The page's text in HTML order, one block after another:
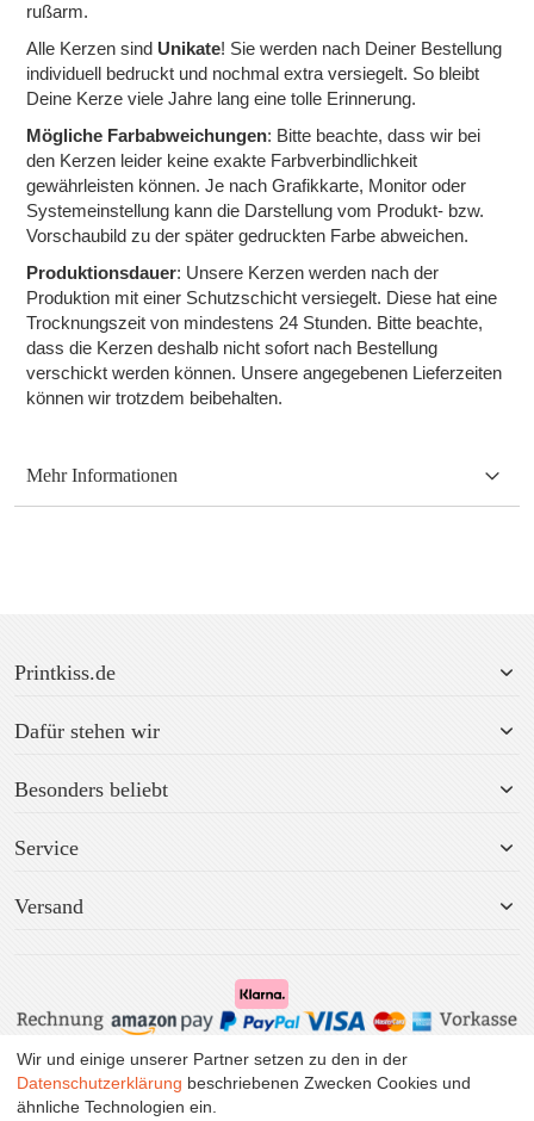
rußarm.
Alle Kerzen sind Unikate! Sie werden nach Deiner Bestellung
individuell bedruckt und nochmal extra versiegelt. So bleibt
Deine Kerze viele Jahre lang eine tolle Erinnerung.
Mögliche Farbabweichungen: Bitte beachte, dass wir bei
den Kerzen leider keine exakte Farbverbindlichkeit
gewährleisten können. Je nach Grafikkarte, Monitor oder
Systemeinstellung kann die Darstellung vom Produkt- bzw.
Vorschaubild zu der später gedruckten Farbe abweichen.
Produktionsdauer: Unsere Kerzen werden nach der
Produktion mit einer Schutzschicht versiegelt. Diese hat eine
Trocknungszeit von mindestens 24 Stunden. Bitte beachte,
dass die Kerzen deshalb nicht sofort nach Bestellung
verschickt werden können. Unsere angegebenen Lieferzeiten
können wir trotzdem beibehalten.
Mehr Informationen
Printkiss.de
Dafür stehen wir
Besonders beliebt
Service
Versand
Alle Preise inkl. MwSt. zzgl. Versand.
Wir und einige unserer Partner setzen zu den in der
Datenschutzerklärung beschriebenen Zwecken Cookies und
ähnliche Technologien ein.